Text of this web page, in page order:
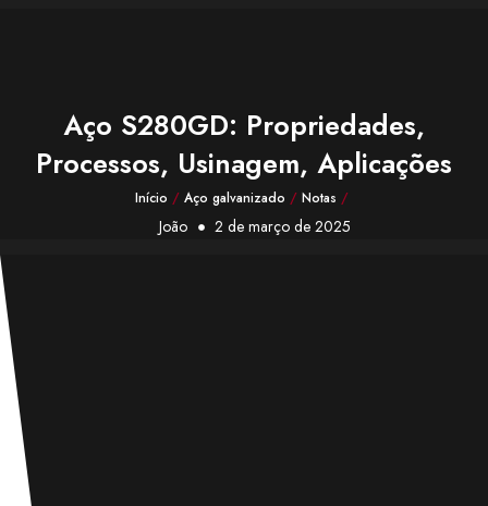
Aço S280GD: Propriedades,
Processos, Usinagem, Aplicações
Início / Aço galvanizado / Notas /
João 2 de março de 2025